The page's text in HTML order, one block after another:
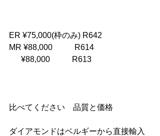
ER ¥75,000(枠のみ) R642
MR ¥88,000           R614
      ¥88,000           R613
比べてください　品質と価格
ダイアモンドはベルギーから直接輸入